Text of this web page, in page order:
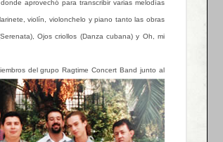
aprovechó para transcribir varias melodías
violín, violonchelo y piano tanto las obras
Ojos criollos (Danza cubana) y Oh, mi
del grupo Ragtime Concert Band junto al